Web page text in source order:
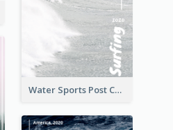
Water Sports Post Card